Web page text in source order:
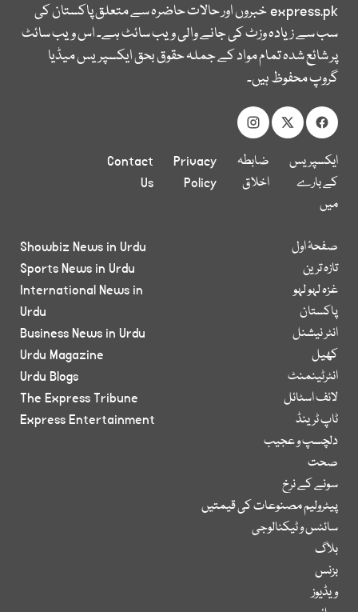
express.pkخبروں اور حالات حاضرہ سے متعلق پاکستان کی
سب سے زیادہ وزٹ کی جانے والی ویب سائٹ ہے۔ اس ویب سائٹ
پر شائع شدہ تمام مواد کے جملہ حقوق بحق ایکسپریس میڈیا
گروپ محفوظ ہیں۔
ایکسپریس
کے بارے
میں
ضابطہ
اخلاق
Privacy
Policy
Contact
Us
صفحۂ اول
تازہ ترین
غزہ لہو لہو
پاکستان
انٹر نیشنل
کھیل
انٹرٹینمنٹ
لائف اسٹائل
ٹاپ ٹرینڈ
دلچسپ و عجیب
صحت
سونے کے نرخ
پیٹرولیم مصنوعات کی قیمتیں
سائنس و ٹیکنالوجی
بلاگ
بزنس
ویڈیوز
Showbiz News in Urdu
Sports News in Urdu
International News in
Urdu
Business News in Urdu
Urdu Magazine
Urdu Blogs
The Express Tribune
Express Entertainment